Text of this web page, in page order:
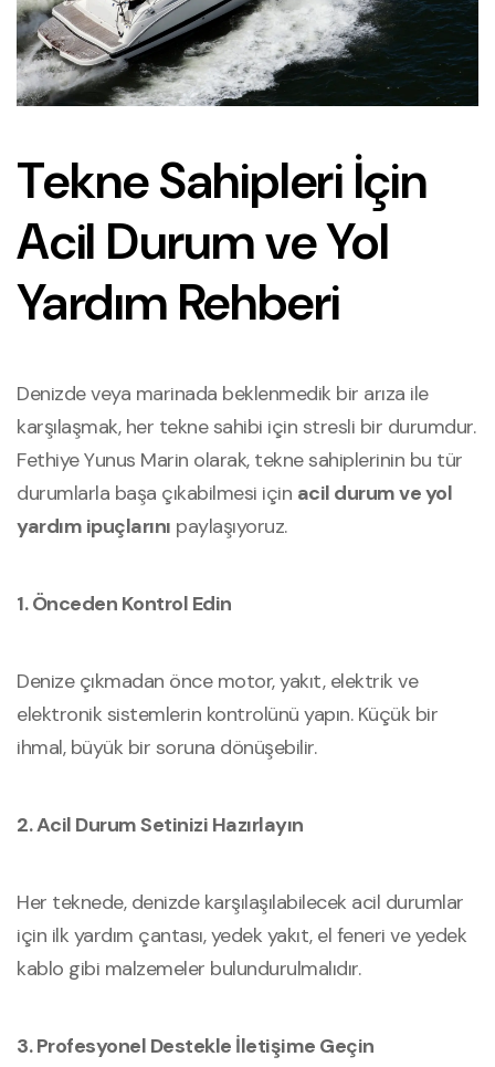
Tekne Sahipleri İçin
Acil Durum ve Yol
Yardım Rehberi
Denizde veya marinada beklenmedik bir arıza ile
karşılaşmak, her tekne sahibi için stresli bir durumdur.
Fethiye Yunus Marin olarak, tekne sahiplerinin bu tür
durumlarla başa çıkabilmesi için acil durum ve yol
yardım ipuçlarını paylaşıyoruz.
1. Önceden Kontrol Edin
Denize çıkmadan önce motor, yakıt, elektrik ve
elektronik sistemlerin kontrolünü yapın. Küçük bir
ihmal, büyük bir soruna dönüşebilir.
2. Acil Durum Setinizi Hazırlayın
Her teknede, denizde karşılaşılabilecek acil durumlar
için ilk yardım çantası, yedek yakıt, el feneri ve yedek
kablo gibi malzemeler bulundurulmalıdır.
3. Profesyonel Destekle İletişime Geçin